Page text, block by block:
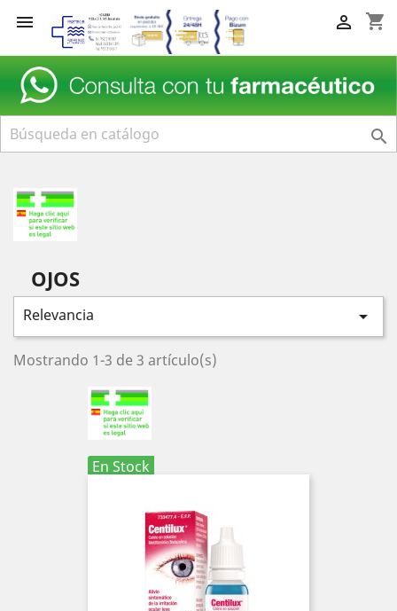
 shopping_cart


OJOS
Relevancia 
Mostrando 1-3 de 3 artículo(s)
En Stock